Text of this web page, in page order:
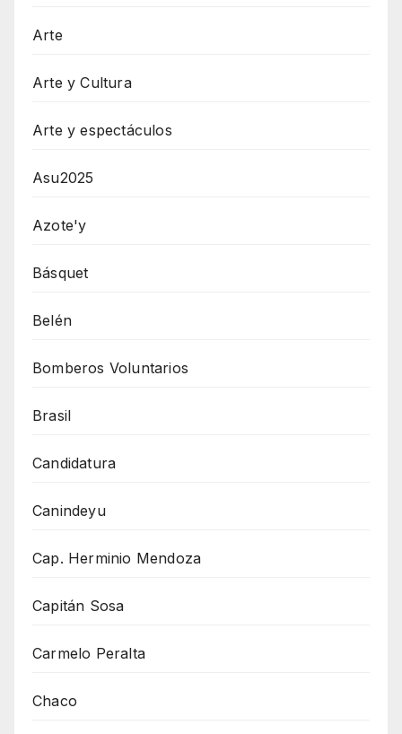
Arte
Arte y Cultura
Arte y espectáculos
Asu2025
Azote'y
Básquet
Belén
Bomberos Voluntarios
Brasil
Candidatura
Canindeyu
Cap. Herminio Mendoza
Capitán Sosa
Carmelo Peralta
Chaco